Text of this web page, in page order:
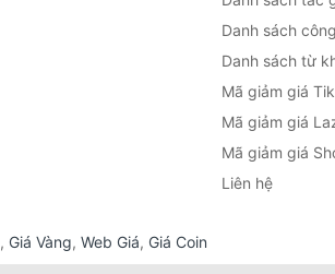
Danh sách
Danh sách từ
Mã giảm giá
Mã giảm giá
Mã giảm giá
Liên hệ
, Giá Vàng, Web Giá, Giá Coin